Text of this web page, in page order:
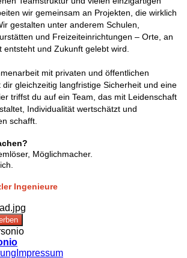
wir gemeinsam an Projekten, die wirklich
gestalten unter anderem Schulen,
und Freizeiteinrichtungen – Orte, an
und Zukunft gelebt wird.
mit privaten und öffentlichen
gleichzeitig langfristige Sicherheit und eine
triffst du auf ein Team, das mit Leidenschaft
Individualität wertschätzt und
schafft.
Möglichmacher.
Ingenieure
Impressum